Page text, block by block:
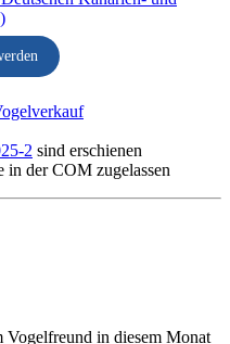
2 sind erschienen
in der COM zugelassen
in diesem Monat